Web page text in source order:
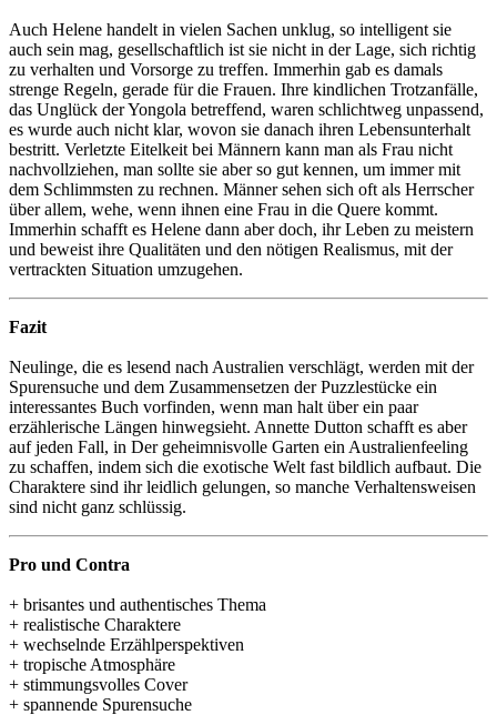
Auch Helene handelt in vielen Sachen unklug, so intelligent sie
auch sein mag, gesellschaftlich ist sie nicht in der Lage, sich richtig
zu verhalten und Vorsorge zu treffen. Immerhin gab es damals
strenge Regeln, gerade für die Frauen. Ihre kindlichen Trotzanfälle,
das Unglück der Yongola betreffend, waren schlichtweg unpassend,
es wurde auch nicht klar, wovon sie danach ihren Lebensunterhalt
bestritt. Verletzte Eitelkeit bei Männern kann man als Frau nicht
nachvollziehen, man sollte sie aber so gut kennen, um immer mit
dem Schlimmsten zu rechnen. Männer sehen sich oft als Herrscher
über allem, wehe, wenn ihnen eine Frau in die Quere kommt.
Immerhin schafft es Helene dann aber doch, ihr Leben zu meistern
und beweist ihre Qualitäten und den nötigen Realismus, mit der
vertrackten Situation umzugehen.
Fazit
Neulinge, die es lesend nach Australien verschlägt, werden mit der
Spurensuche und dem Zusammensetzen der Puzzlestücke ein
interessantes Buch vorfinden, wenn man halt über ein paar
erzählerische Längen hinwegsieht. Annette Dutton schafft es aber
auf jeden Fall, in Der geheimnisvolle Garten ein Australienfeeling
zu schaffen, indem sich die exotische Welt fast bildlich aufbaut. Die
Charaktere sind ihr leidlich gelungen, so manche Verhaltensweisen
sind nicht ganz schlüssig.
Pro und Contra
+ brisantes und authentisches Thema
+ realistische Charaktere
+ wechselnde Erzählperspektiven
+ tropische Atmosphäre
+ stimmungsvolles Cover
+ spannende Spurensuche